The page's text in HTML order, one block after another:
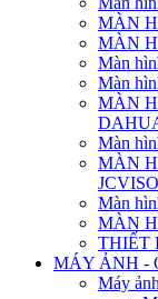
MÀN
MÀN
Màn
Màn
MÀN
Màn
MÀN
Màn
MÀN
THIẾT
MÁY ẢNH -
Máy ảnh